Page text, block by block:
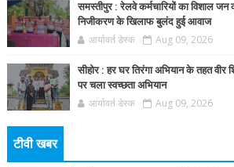
समस्तीपुर : रेलवे कर्मचारियों का विशाल
निजीकरण के खिलाफ बुलंद हुई आवाज
आर्यावर्त डेस्क Aug 09, 2026
सीहोर : हर घर तिरंगा अभियान के तहत वीर
पर चला स्वच्छता अभियान
आर्यावर्त डेस्क Aug 09, 2026
टीवी खबर